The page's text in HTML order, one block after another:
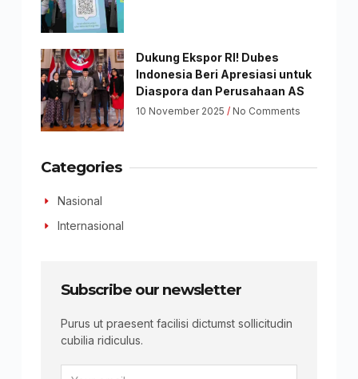
Dukung Ekspor RI! Dubes
Indonesia Beri Apresiasi untuk
Diaspora dan Perusahaan AS
10 November 2025 No Comments
Categories
Nasional
Internasional
Subscribe our newsletter
Purus ut praesent facilisi dictumst sollicitudin
cubilia ridiculus.